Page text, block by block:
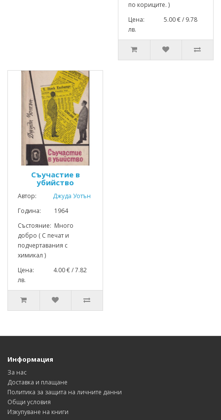
по кориците. )
Цена: 5.00 € / 9.78
лв.
Съучастие в
убийство
Автор:
Джуда Уотън
Година: 1964
Състояние: Много
добро ( С печат и
подчертавания с
химикал )
Цена: 4.00 € / 7.82
лв.
Информация
За нас
Доставка и плащане
Политика за защита на личните данни
Общи условия
Изкупуване на книги